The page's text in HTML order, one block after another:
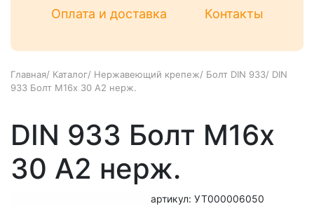
Оплата и доставка
Контакты
Главная/ Каталог/ Нержавеющий крепеж/ Болт DIN 933/ DIN
933 Болт М16х 30 А2 нерж.
DIN 933 Болт М16х
30 А2 нерж.
артикул: УТ000006050